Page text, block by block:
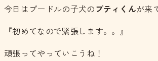
今日はプードルの子犬のプティくんが来
『初めてなので緊張します。。』
頑張ってやっていこうね！